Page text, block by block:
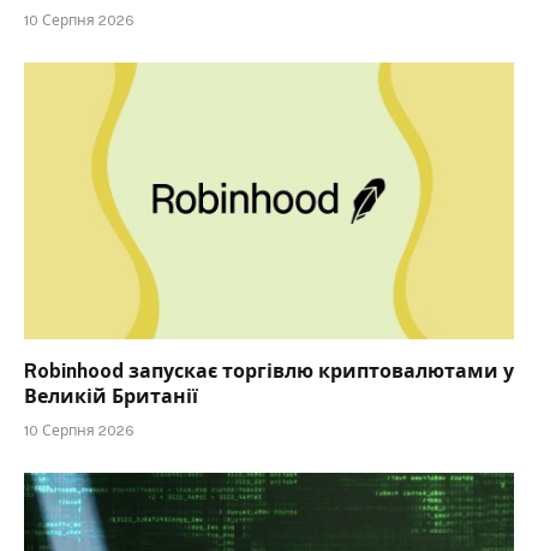
10 Серпня 2026
Robinhood запускає торгівлю криптовалютами у
Великій Британії
10 Серпня 2026